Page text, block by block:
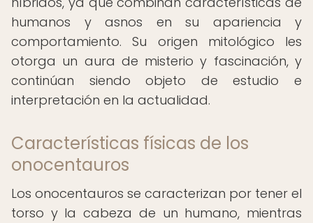
humanos y asnos en su apariencia y
comportamiento. Su origen mitológico les
otorga un aura de misterio y fascinación, y
continúan siendo objeto de estudio e
interpretación en la actualidad.
Características físicas de los
onocentauros
Los onocentauros se caracterizan por tener el
torso y la cabeza de un humano, mientras